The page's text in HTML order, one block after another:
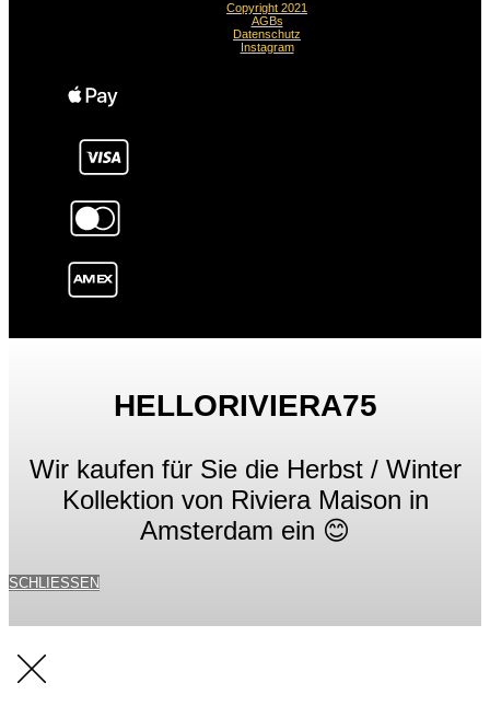
Copyright 2021
AGBs
Datenschutz
Instagram
HELLORIVIERA75
Wir kaufen für Sie die Herbst / Winter
Kollektion von Riviera Maison in
Amsterdam ein 😊
SCHLIESSEN